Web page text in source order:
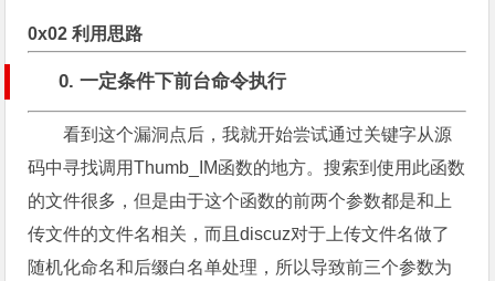
0x02 利用思路
0. 一定条件下前台命令执行
看到这个漏洞点后，我就开始尝试通过关键字从源
码中寻找调用Thumb_IM函数的地方。搜索到使用此函数
的文件很多，但是由于这个函数的前两个参数都是和上
传文件的文件名相关，而且discuz对于上传文件名做了
随机化命名和后缀白名单处理，所以导致前三个参数为